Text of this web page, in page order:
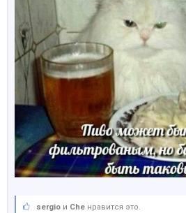
sergio и Che нравится это.